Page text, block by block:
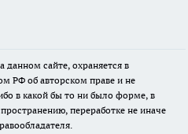
сайте, охраняется в
РФ об авторском праве и не
в какой бы то ни было форме, в
переработке не иначе